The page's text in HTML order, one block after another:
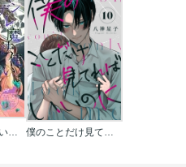
ヤンデレ魔法使いは石像の乙女しか愛せない 魔女は愛弟子の熱い口づけでとける 【短編】 僕のことだけ見てればいいのに